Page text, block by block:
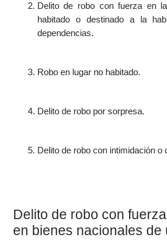
Delito de robo con fuerza en
habitado o destinado a la
dependencias.
Robo en lugar no habitado.
Delito de robo por sorpresa.
Delito de robo con intimidación o
Delito de robo con
en bienes nacionales de